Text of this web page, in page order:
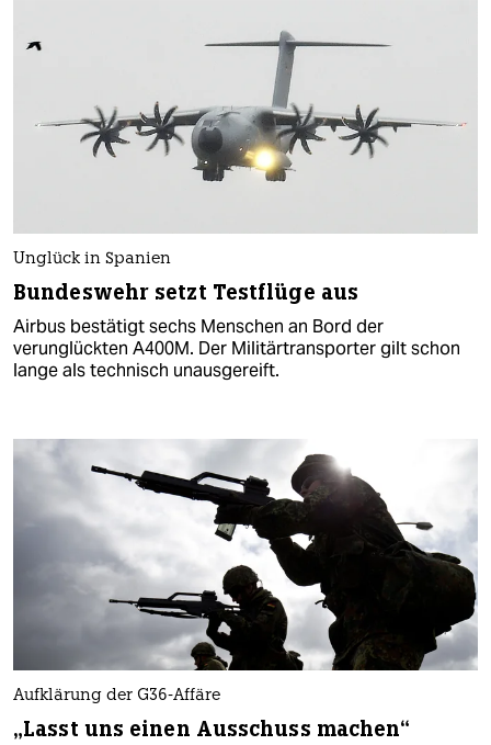
Unglück in Spanien
Bundeswehr setzt Testflüge aus
Airbus bestätigt sechs Menschen an Bord der
verunglückten A400M. Der Militärtransporter gilt schon
lange als technisch unausgereift.
Aufklärung der G36-Affäre
„Lasst uns einen Ausschuss machen“